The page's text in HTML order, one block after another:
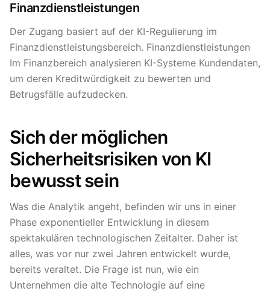
Finanzdienstleistungen
Der Zugang basiert auf der KI-Regulierung im
Finanzdienstleistungsbereich. Finanzdienstleistungen
Im Finanzbereich analysieren KI-Systeme Kundendaten,
um deren Kreditwürdigkeit zu bewerten und
Betrugsfälle aufzudecken.
Sich der möglichen
Sicherheitsrisiken von KI
bewusst sein
Was die Analytik angeht, befinden wir uns in einer
Phase exponentieller Entwicklung in diesem
spektakulären technologischen Zeitalter. Daher ist
alles, was vor nur zwei Jahren entwickelt wurde,
bereits veraltet. Die Frage ist nun, wie ein
Unternehmen die alte Technologie auf eine